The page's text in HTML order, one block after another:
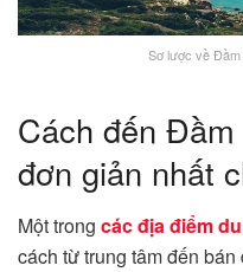
Sơ lược về
Cách đến
đơn giản nhất
Một trong các địa điểm
cách từ trung tâm đến